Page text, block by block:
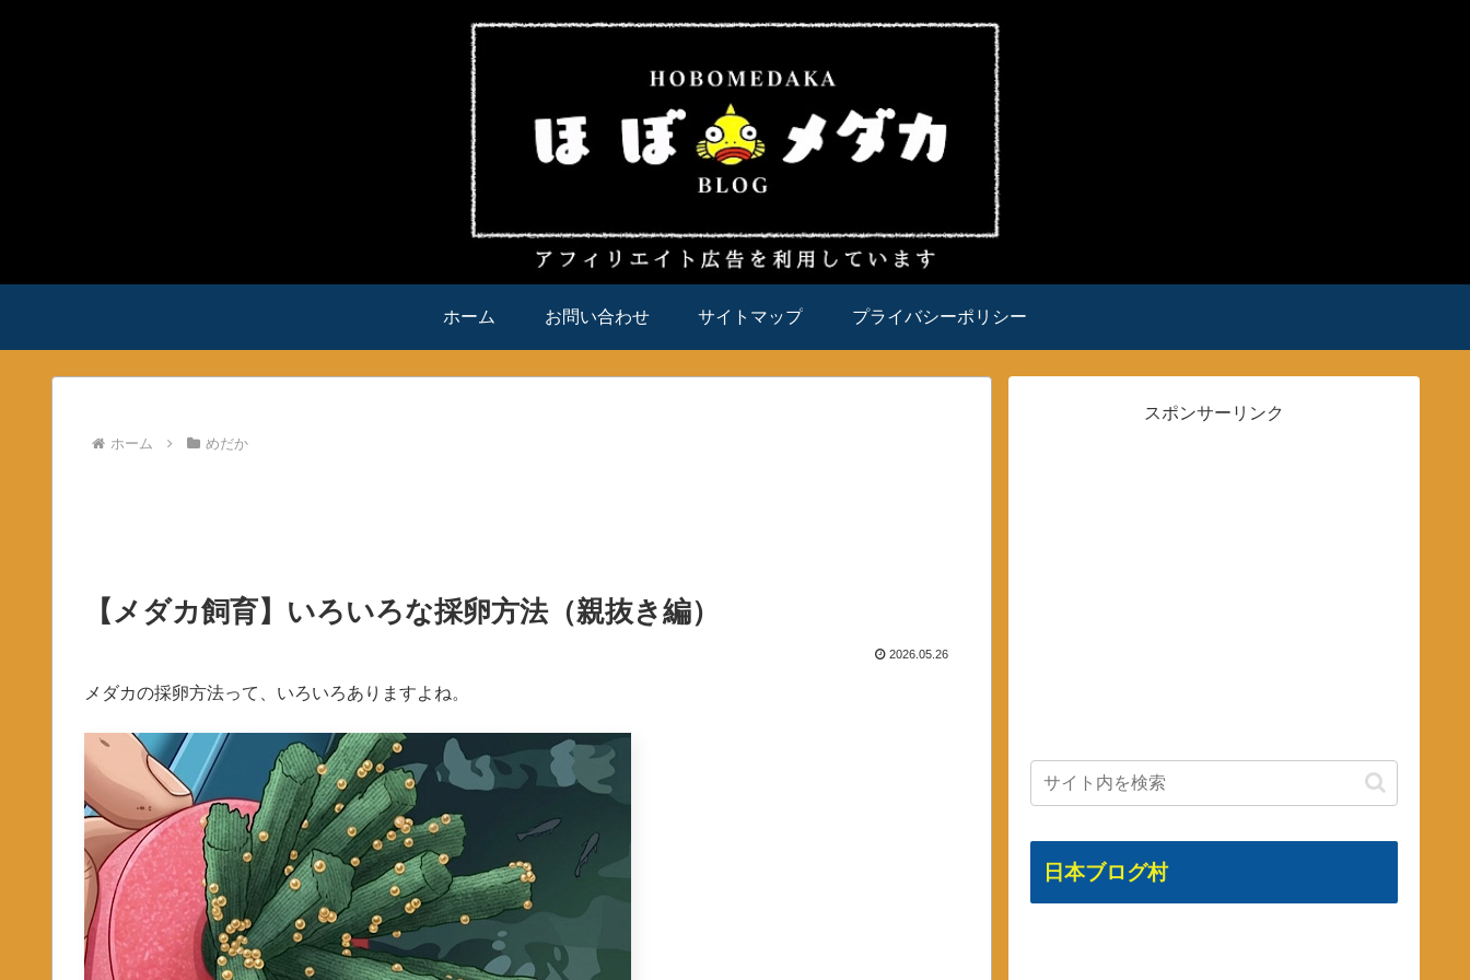
ホーム お問い合わせ サイトマップ プライバシーポリシー
ホーム めだか
【メダカ飼育】いろいろな採卵方法（親抜き編）
2026.05.26
メダカの採卵方法って、いろいろありますよね。
スポンサーリンク
日本ブログ村